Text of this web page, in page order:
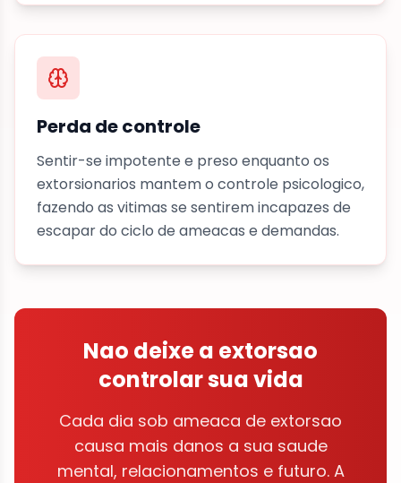
Perda de controle
Sentir-se impotente e preso enquanto os
extorsionarios mantem o controle psicologico,
fazendo as vitimas se sentirem incapazes de
escapar do ciclo de ameacas e demandas.
Nao deixe a extorsao
controlar sua vida
Cada dia sob ameaca de extorsao
causa mais danos a sua saude
mental, relacionamentos e futuro. A